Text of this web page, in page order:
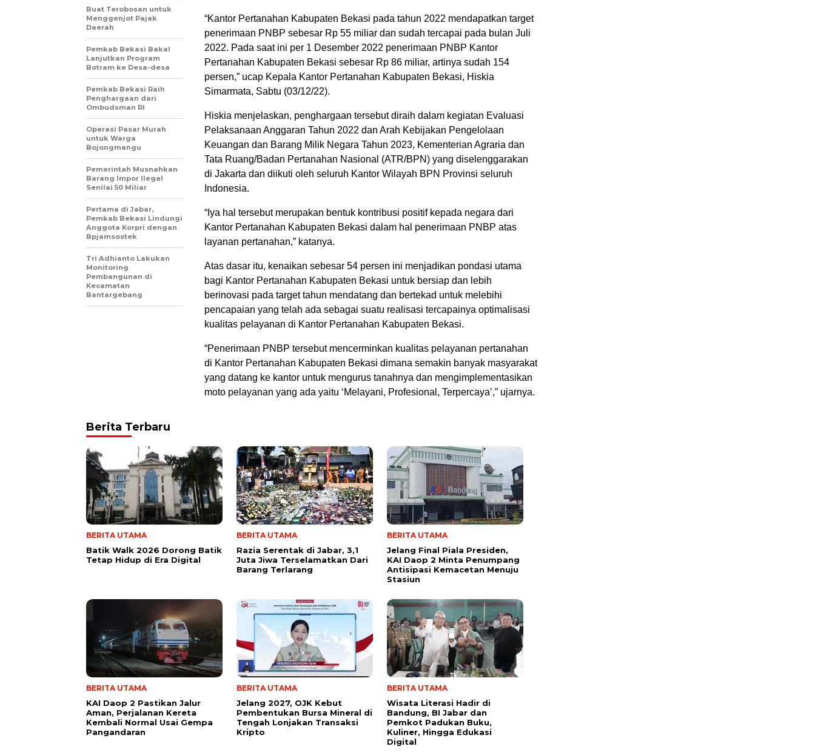
“Kantor Pertanahan Kabupaten Bekasi pada tahun 2022 mendapatkan target
penerimaan PNBP sebesar Rp 55 miliar dan sudah tercapai pada bulan Juli
2022. Pada saat ini per 1 Desember 2022 penerimaan PNBP Kantor
Pertanahan Kabupaten Bekasi sebesar Rp 86 miliar, artinya sudah 154
persen,” ucap Kepala Kantor Pertanahan Kabupaten Bekasi, Hiskia
Simarmata, Sabtu (03/12/22).
Hiskia menjelaskan, penghargaan tersebut diraih dalam kegiatan Evaluasi
Pelaksanaan Anggaran Tahun 2022 dan Arah Kebijakan Pengelolaan
Keuangan dan Barang Milik Negara Tahun 2023, Kementerian Agraria dan
Tata Ruang/Badan Pertanahan Nasional (ATR/BPN) yang diselenggarakan
di Jakarta dan diikuti oleh seluruh Kantor Wilayah BPN Provinsi seluruh
Indonesia.
“Iya hal tersebut merupakan bentuk kontribusi positif kepada negara dari
Kantor Pertanahan Kabupaten Bekasi dalam hal penerimaan PNBP atas
layanan pertanahan,” katanya.
Atas dasar itu, kenaikan sebesar 54 persen ini menjadikan pondasi utama
bagi Kantor Pertanahan Kabupaten Bekasi untuk bersiap dan lebih
berinovasi pada target tahun mendatang dan bertekad untuk melebihi
pencapaian yang telah ada sebagai suatu realisasi tercapainya optimalisasi
kualitas pelayanan di Kantor Pertanahan Kabupaten Bekasi.
“Penerimaan PNBP tersebut mencerminkan kualitas pelayanan pertanahan
di Kantor Pertanahan Kabupaten Bekasi dimana semakin banyak masyarakat
yang datang ke kantor untuk mengurus tanahnya dan mengimplementasikan
moto pelayanan yang ada yaitu ‘Melayani, Profesional, Terpercaya’,” ujarnya.
Buat Terobosan untuk
Menggenjot Pajak
Daerah
Pemkab Bekasi Bakal
Lanjutkan Program
Botram ke Desa-desa
Pemkab Bekasi Raih
Penghargaan dari
Ombudsman RI
Operasi Pasar Murah
untuk Warga
Bojongmangu
Pemerintah Musnahkan
Barang Impor Ilegal
Senilai 50 Miliar
Pertama di Jabar,
Pemkab Bekasi Lindungi
Anggota Korpri dengan
Bpjamsostek
Tri Adhianto Lakukan
Monitoring
Pembangunan di
Kecamatan
Bantargebang
Berita Terbaru
BERITA UTAMA
Batik Walk 2026 Dorong Batik
Tetap Hidup di Era Digital
BERITA UTAMA
Razia Serentak di Jabar, 3,1
Juta Jiwa Terselamatkan Dari
Barang Terlarang
BERITA UTAMA
Jelang Final Piala Presiden,
KAI Daop 2 Minta Penumpang
Antisipasi Kemacetan Menuju
Stasiun
BERITA UTAMA
KAI Daop 2 Pastikan Jalur
Aman, Perjalanan Kereta
Kembali Normal Usai Gempa
Pangandaran
BERITA UTAMA
Jelang 2027, OJK Kebut
Pembentukan Bursa Mineral di
Tengah Lonjakan Transaksi
Kripto
BERITA UTAMA
Wisata Literasi Hadir di
Bandung, BI Jabar dan
Pemkot Padukan Buku,
Kuliner, Hingga Edukasi
Digital